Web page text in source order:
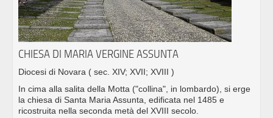
CHIESA DI MARIA VERGINE ASSUNTA
Diocesi di Novara ( sec. XIV; XVII; XVIII )
In cima alla salita della Motta ("collina", in lombardo), si erge
la chiesa di Santa Maria Assunta, edificata nel 1485 e
ricostruita nella seconda metà del XVIII secolo.